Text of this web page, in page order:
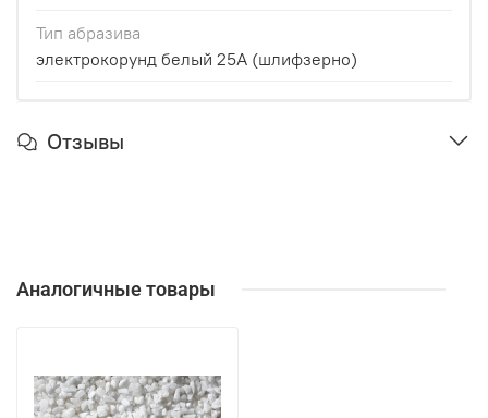
Тип абразива
электрокорунд белый 25А (шлифзерно)
Отзывы
Аналогичные товары